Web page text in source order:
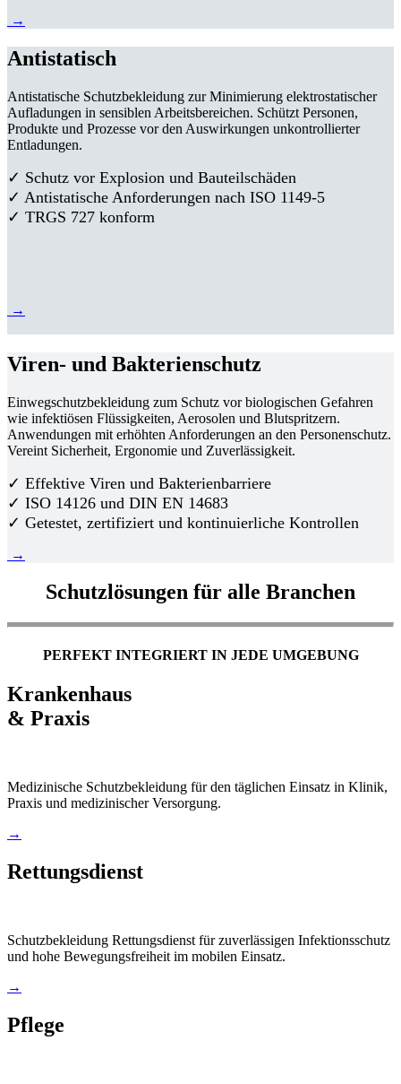
→
Antistatisch
Antistatische Schutzbekleidung zur Minimierung elektrostatischer
Aufladungen in sensiblen Arbeitsbereichen. Schützt Personen,
Produkte und Prozesse vor den Auswirkungen unkontrollierter
Entladungen.
✓ Schutz vor Explosion und Bauteilschäden
✓ Antistatische Anforderungen nach ISO 1149-5
✓ TRGS 727 konform
→
Viren- und Bakterienschutz
Einwegschutzbekleidung zum Schutz vor biologischen Gefahren
wie infektiösen Flüssigkeiten, Aerosolen und Blutspritzern.
Anwendungen mit erhöhten Anforderungen an den Personenschutz.
Vereint Sicherheit, Ergonomie und Zuverlässigkeit.
✓ Effektive Viren und Bakterienbarriere
✓ ISO 14126 und DIN EN 14683
✓ Getestet, zertifiziert und kontinuierliche Kontrollen
→
Schutzlösungen für alle Branchen
PERFEKT INTEGRIERT IN JEDE UMGEBUNG
Krankenhaus
& Praxis
Medizinische Schutzbekleidung für den täglichen Einsatz in Klinik,
Praxis und medizinischer Versorgung.
→
Rettungsdienst
Schutzbekleidung Rettungsdienst für zuverlässigen Infektionsschutz
und hohe Bewegungsfreiheit im mobilen Einsatz.
→
Pflege